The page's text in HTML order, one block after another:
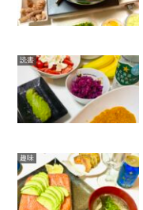
読書
趣味